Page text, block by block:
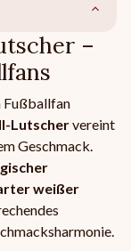
–
Fußballfan
Lutschervereint
Geschmack.
weißer